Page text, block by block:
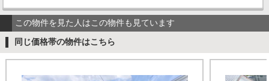
この物件を見た人はこの物件も見ています
同じ価格帯の物件はこちら